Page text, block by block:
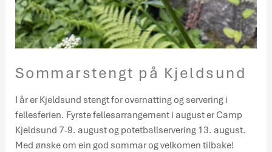
Sommarstengt på Kjeldsund
I år er Kjeldsund stengt for overnatting og servering i
fellesferien. Fyrste fellesarrangement i august er Camp
Kjeldsund 7-9. august og potetballservering 13. august.
Med ønske om ein god sommar og velkomen tilbake!